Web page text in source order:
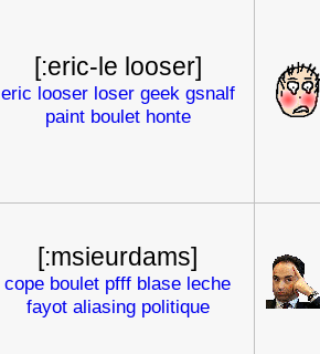
[:eric-le looser]
eric looser loser geek gsnalf
paint boulet honte
[:msieurdams]
cope boulet pfff blase leche
fayot aliasing politique